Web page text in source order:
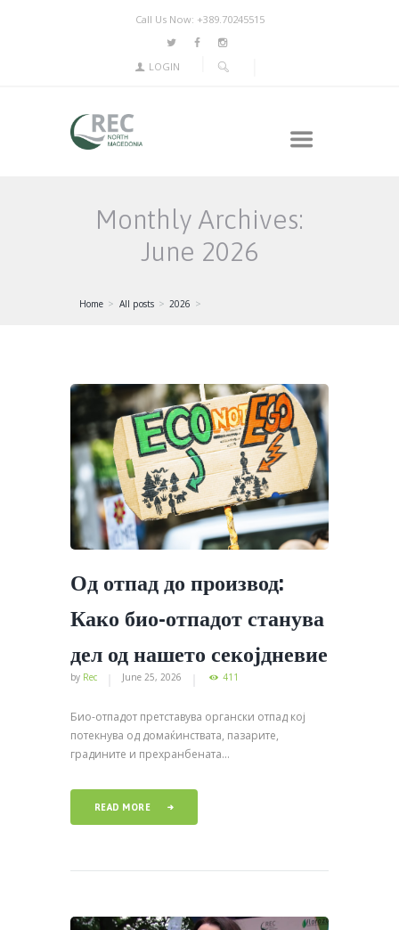
Call Us Now: +389.70245515
LOGIN
Monthly Archives:
June 2026
Home All posts 2026
Од отпад до производ:
Како био-отпадот станува
дел од нашето секојдневие
by Rec June 25, 2026 411
Био-отпадот претставува органски отпад кој
потекнува од домаќинствата, пазарите,
градините и прехранбената...
READ MORE